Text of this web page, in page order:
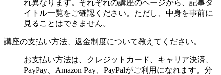
れ異なります。それぞれの講座のページから、記事タ
イトル一覧をご確認ください。ただし、中身を事前に
見ることはできません。
講座の支払い方法、返金制度について教えてください。
お支払い方法は、クレジットカード、キャリア決済、
PayPay、Amazon Pay、PayPalがご利用になれます。分